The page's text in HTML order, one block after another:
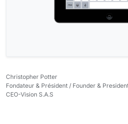
Christopher Potter
Fondateur & Président / Founder &
CEO-Vision S.A.S